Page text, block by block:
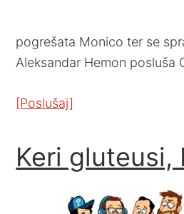
pogrešata Monico ter se
Aleksandar Hemon posluša
[Poslušaj]
Keri gluteusi,